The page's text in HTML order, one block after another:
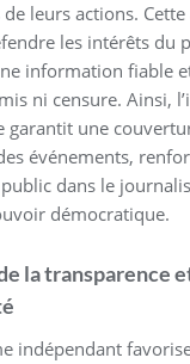
de leurs actions.
les intérêts du
information fiable
ni censure. Ainsi,
garantit une
événements,
dans le
démocratique.
la transparence
indépendant